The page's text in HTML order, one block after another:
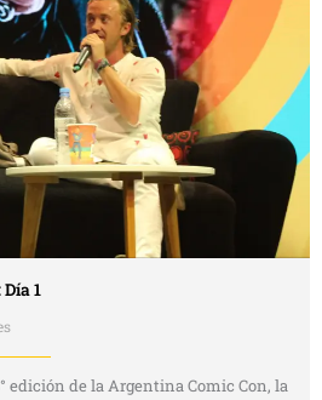
1
edición de la Argentina Comic Con, la